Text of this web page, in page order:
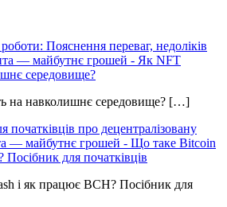
Пояснення переваг, недоліків
— майбутнє грошей - Як NFT
середовище?
на навколишнє середовище? […]
початківців про децентралізовану
— майбутнє грошей - Що таке Bitcoin
для початківців
і як працює BCH? Посібник для